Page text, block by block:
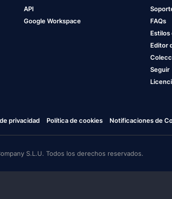
API
Google Workspace
FAQs
Estilos
Editor
Seguir
privacidad Política de cookies Notificaciones de
S.L.U. Todos los derechos reservados.